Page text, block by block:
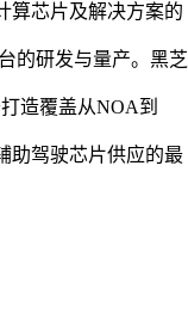
算芯片及解决方案的
的研发与量产。黑芝
造覆盖从NOA到
助驾驶芯片供应的最